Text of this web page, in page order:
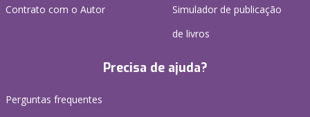
Contrato com o Autor
Simulador de publicação
de livros
Precisa de ajuda?
Perguntas frequentes